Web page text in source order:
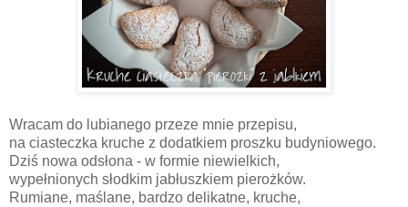
Wracam do lubianego przeze mnie przepisu,
na ciasteczka kruche z dodatkiem proszku budyniowego.
Dziś nowa odsłona - w formie niewielkich,
wypełnionych słodkim jabłuszkiem pierożków.
Rumiane, maślane, bardzo delikatne, kruche,